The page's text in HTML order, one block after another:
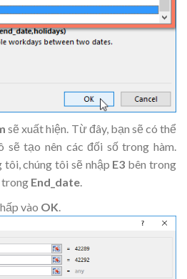
sẽ xuất hiện. Từ đây, bạn sẽ có thể
sẽ tạo nên các đối số trong hàm.
tôi, chúng tôi sẽ nhập E3 bên trong
End_date.
vào OK